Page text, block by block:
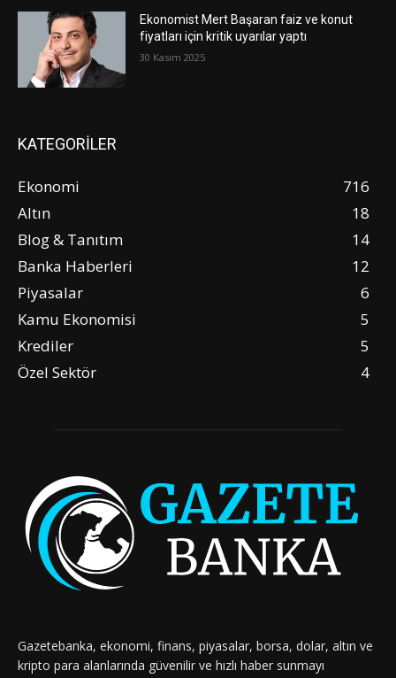
Ekonomist Mert Başaran faiz ve konut
fiyatları için kritik uyarılar yaptı
30 Kasım 2025
KATEGORİLER
Ekonomi
716
Altın
18
Blog & Tanıtım
14
Banka Haberleri
12
Piyasalar
6
Kamu Ekonomisi
5
Krediler
5
Özel Sektör
4
Gazetebanka, ekonomi, finans, piyasalar, borsa, dolar, altın ve
kripto para alanlarında güvenilir ve hızlı haber sunmayı